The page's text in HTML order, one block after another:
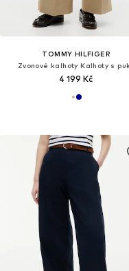
TOMMY HILFIGER
Zvonové kalhoty Kalhoty s
4 199 Kč